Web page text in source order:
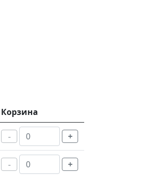
Корзина
- +
- +